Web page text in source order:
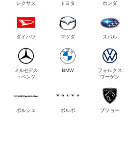
レクサス トヨタ ホンダ
ダイハツ マツダ スバル
メルセデス
・ベンツ
BMW
フォルクス
ワーゲン
ポルシェ ボルボ プジョー